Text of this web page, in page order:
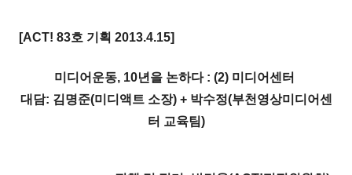
[ACT! 83호 기획 2013.4.15]
미디어운동, 10년을 논하다 : (2) 미디어센터
대담: 김명준(미디액트 소장) + 박수정(부천영상미디어센
터 교육팀)